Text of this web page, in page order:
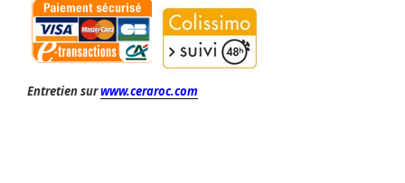
Entretien surwww.ceraroc.com